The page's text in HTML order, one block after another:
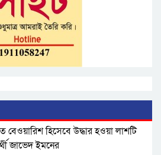
হিসেবে উদ্ধার হওয়া লাশটি
জাভেদ ইমনের